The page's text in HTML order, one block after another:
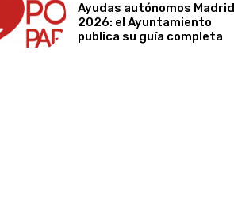
Ayudas autónomos Madrid
2026: el Ayuntamiento
publica su guía completa